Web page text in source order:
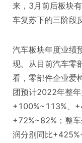
来，3月前后板块
车复苏下的三阶段
汽车板块年度业绩
现。从目前汽车零
看，零部件企业爱
团预计2022年整
+100%~113%、
+72%~82%；整
润分别同比